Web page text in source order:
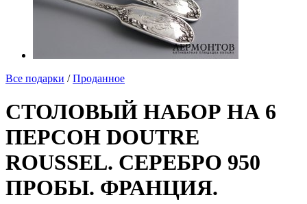
Все подарки /Проданное
СТОЛОВЫЙ НАБОР НА 6
ПЕРСОН DOUTRE
ROUSSEL. СЕРЕБРО 950
ПРОБЫ. ФРАНЦИЯ.